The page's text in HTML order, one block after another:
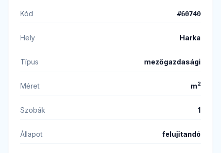
Kód #60740
Hely Harka
Típus mezőgazdasági
Méret m2
Szobák 1
Állapot felujitandó